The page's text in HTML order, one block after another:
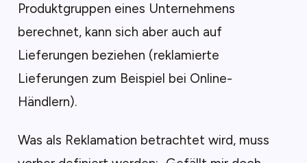
Produktgruppen eines Unternehmens
berechnet, kann sich aber auch auf
Lieferungen beziehen (reklamierte
Lieferungen zum Beispiel bei Online-
Händlern).
Was als Reklamation betrachtet wird, muss